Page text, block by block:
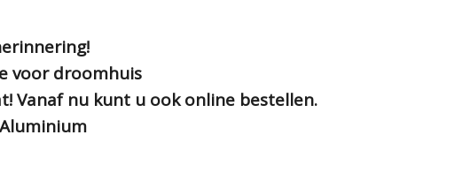
voor droomhuis
Vanaf nu kunt u ook online bestellen.